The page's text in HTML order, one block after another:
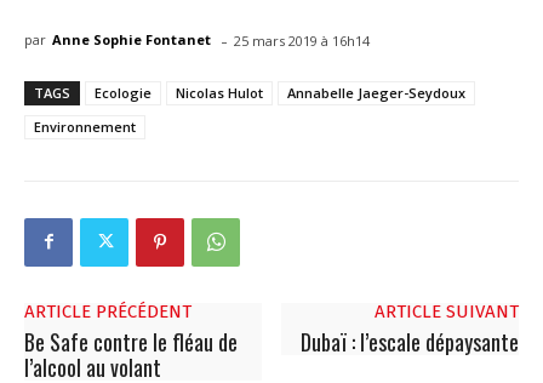
par Anne Sophie Fontanet - 25 mars 2019 à 16h14
TAGS Ecologie Nicolas Hulot
Annabelle Jaeger-Seydoux
Environnement
ARTICLE PRÉCÉDENT
Be Safe contre le fléau de
l’alcool au volant
ARTICLE SUIVANT
Dubaï : l’escale dépaysante